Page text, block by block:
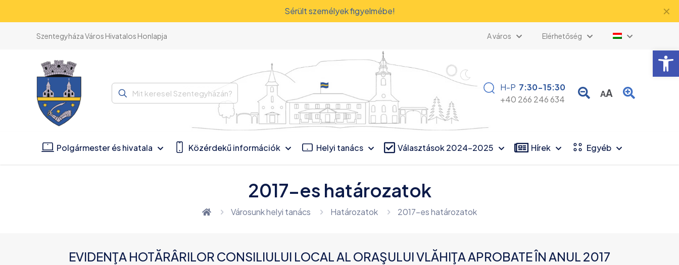
Sérült személyek figyelmébe! ✕
Szentegyháza Város Hivatalos Honlapja A város Elérhetőség
Mit
keresel
H-P 7:30-15:30
+40 266 246 634
AA
Polgármester és hivatala Közérdekű információk Helyi tanács Választások 2024-2025 Hírek Egyéb
2017-es határozatok
Városunk helyi tanács Határozatok 2017-es határozatok
EVIDENŢA HOTĂRÂRILOR CONSILIULUI LOCAL AL ORAŞULUI VLĂHIŢA APROBATE ÎN ANUL 2017